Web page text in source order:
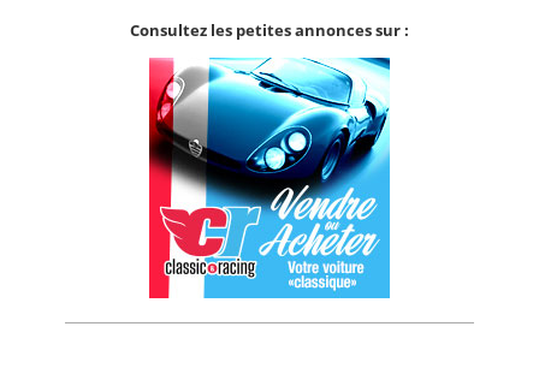
Consultez les petites annonces sur :